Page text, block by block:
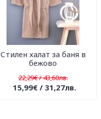
Стилен халат за баня в
бежово
22,29€ / 43,60лв.
15,99€ / 31,27лв.